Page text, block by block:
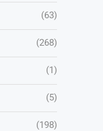
(63)
(268)
(1)
(5)
(198)